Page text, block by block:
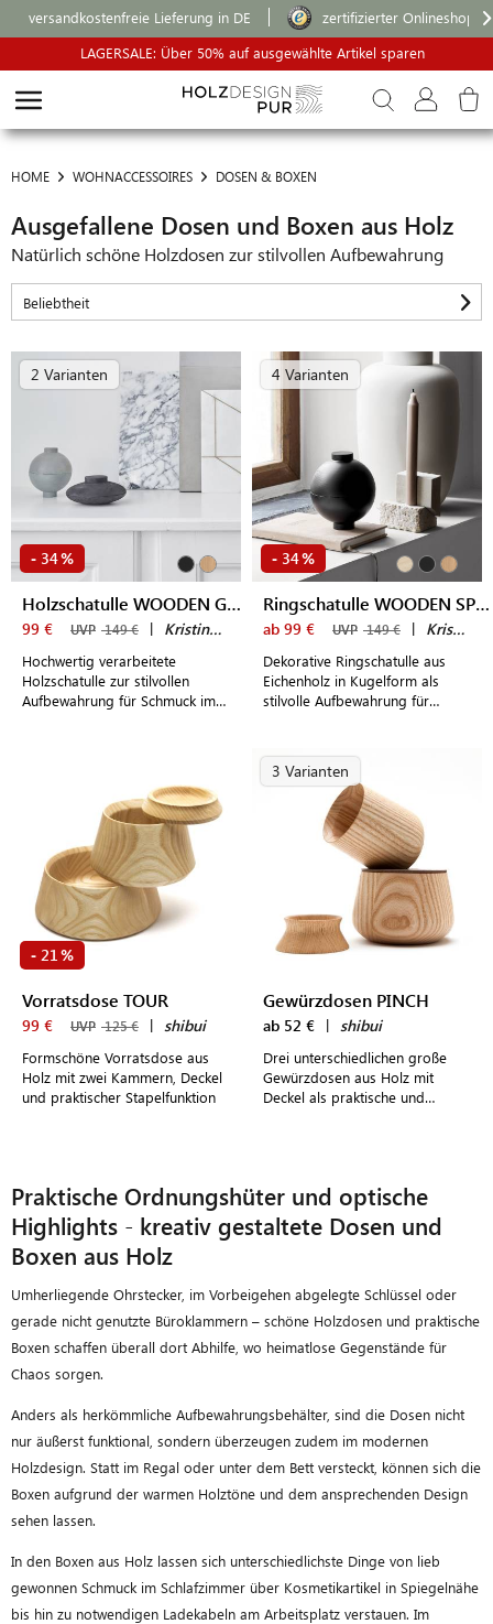
versandkostenfreie Lieferung in DE
zertifizierter Onlineshop
LAGERSALE: Über 50% auf ausgewählte Artikel sparen
HOME WOHNACCESSOIRES DOSEN & BOXEN
Ausgefallene Dosen und Boxen aus Holz
Natürlich schöne Holzdosen zur stilvollen Aufbewahrung
2 Varianten
- 34%
Holzschatulle WOODEN GALAXY
99 € UVP 149 € | Kristina Dam
Hochwertig verarbeitete
Holzschatulle zur stilvollen
Aufbewahrung für Schmuck im
4 Varianten
- 34%
Ringschatulle WOODEN SPHERE
ab 99 € UVP 149 € | Kristina Dam
Dekorative Ringschatulle aus
Eichenholz in Kugelform als
stilvolle Aufbewahrung für
- 21 %
Vorratsdose TOUR
99 € UVP 125 € | shibui
Formschöne Vorratsdose aus
Holz mit zwei Kammern, Deckel
und praktischer Stapelfunktion
3 Varianten
Gewürzdosen PINCH
ab 52 € | shibui
Drei unterschiedlichen große
Gewürzdosen aus Holz mit
Deckel als praktische und
Praktische Ordnungshüter und optische
Highlights - kreativ gestaltete Dosen und
Boxen aus Holz
Umherliegende Ohrstecker, im Vorbeigehen abgelegte Schlüssel oder
gerade nicht genutzte Büroklammern – schöne Holzdosen und praktische
Boxen schaffen überall dort Abhilfe, wo heimatlose Gegenstände für
Chaos sorgen.
Anders als herkömmliche Aufbewahrungsbehälter, sind die Dosen nicht
nur äußerst funktional, sondern überzeugen zudem im modernen
Holzdesign. Statt im Regal oder unter dem Bett versteckt, können sich die
Boxen aufgrund der warmen Holztöne und dem ansprechenden Design
sehen lassen.
In den Boxen aus Holz lassen sich unterschiedlichste Dinge von lieb
gewonnen Schmuck im Schlafzimmer über Kosmetikartikel in Spiegelnähe
bis hin zu notwendigen Ladekabeln am Arbeitsplatz verstauen. Im